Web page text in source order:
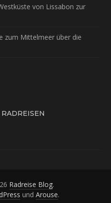
von Lissabon zur
zum Mittelmeer über die
Radreise Blog.
und Arouse.